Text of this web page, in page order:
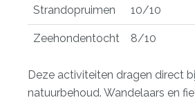
Strandopruimen 10/10
Zeehondentocht 8/10
Deze activiteiten dragen direct
natuurbehoud. Wandelaars en